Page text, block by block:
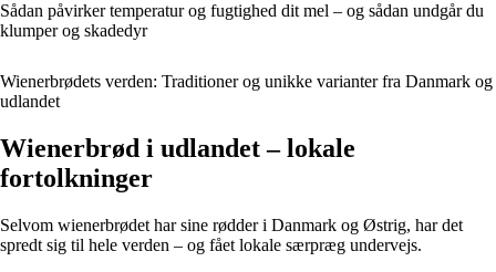
Sådan påvirker temperatur og fugtighed dit mel – og sådan undgår du
klumper og skadedyr
Wienerbrødets verden: Traditioner og unikke varianter fra Danmark og
udlandet
Wienerbrød i udlandet – lokale
fortolkninger
Selvom wienerbrødet har sine rødder i Danmark og Østrig, har det
spredt sig til hele verden – og fået lokale særpræg undervejs.